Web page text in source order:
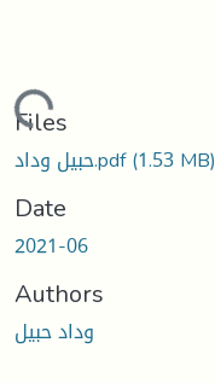
Loading...
Files
حبيل وداد.pdf(1.53 MB)
Date
2021-06
Authors
وداد حبیل